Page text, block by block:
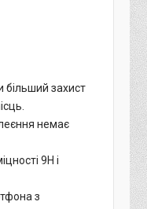
більший захист
немає
9H і
з